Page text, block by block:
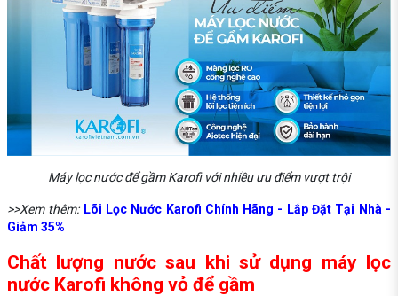
Máy lọc nước để gầm Karofi với nhiều ưu điểm vượt trội
>>Xem thêm: Lõi Lọc Nước Karofi Chính Hãng - Lắp Đặt Tại Nhà -
Giảm 35%
Chất lượng nước sau khi sử dụng máy lọc
nước Karofi không vỏ để gầm